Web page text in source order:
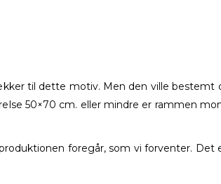
til dette motiv. Men den ville bestemt
50×70 cm. eller mindre er rammen
foregår, som vi forventer. Det